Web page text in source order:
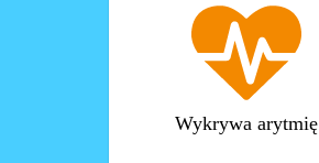
Wykrywa arytmię